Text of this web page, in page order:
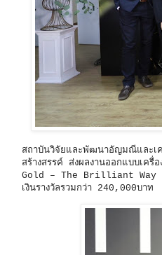
สถาบันวิจัยและพัฒนาอัญมณีและเ
สร้างสรรค์ ส่งผลงานออกแบบ
Gold – The Brilliant Way of
เงินรางวัลรวมกว่า 240,000บาท